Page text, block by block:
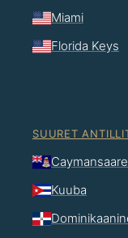
Miami
Florida Keys
SUURET
Kuuba